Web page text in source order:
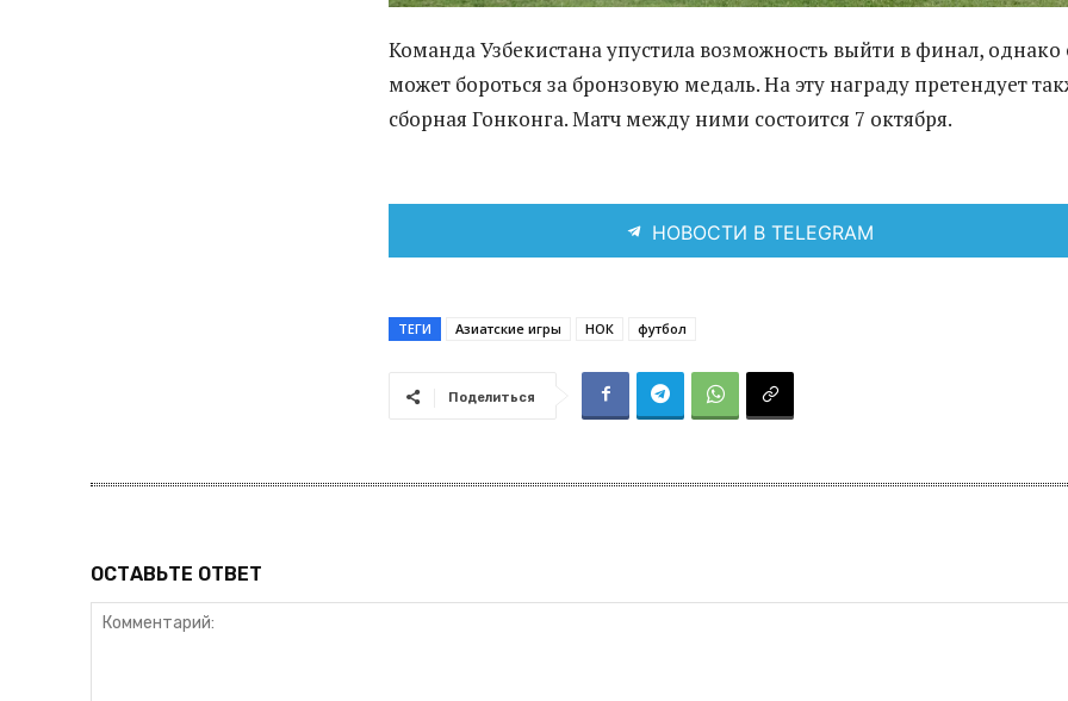
Команда Узбекистана упустила возможность выйти в финал,
может бороться за бронзовую медаль. На эту награду претендует
сборная Гонконга. Матч между ними состоится 7 октября.
НОВОСТИ В TELEGRAM
ТЕГИ Азиатские игры НОК футбол
Поделиться
ОСТАВЬТЕ ОТВЕТ